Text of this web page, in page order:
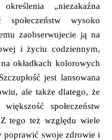
„niezakaźna
wysoko
zaobserwujecie ją na
i życiu codziennym,
okładkach kolorowych
jest lansowana
ale także dlatego, że
społeczeństw
tego też względu wiele
poprawić swoje zdrowie i